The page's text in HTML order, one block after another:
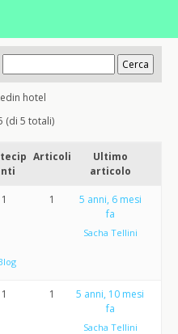
hotel
(di 5 totali)
Articoli
Ultimo
articolo
1 1
5 anni, 6 mesi
fa
Sacha Tellini
1 1
5 anni, 10 mesi
fa
Sacha Tellini